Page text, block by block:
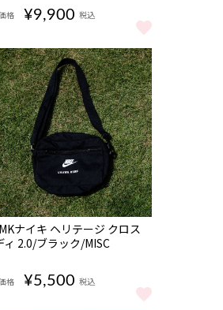
S Tシャツ/ホワイト をもっと見る
格 ¥9,900 税込
ナイキ クラブ スポーツ ショート をもっ
パック 2.0/ブラック/MISC をもっと見る
ナイキ ヘリテージ クロス
ィ 2.0/ブラック/MISC
格 ¥5,500 税込
ナイキ ヘリテージ クロスボディ 2.0/ブ